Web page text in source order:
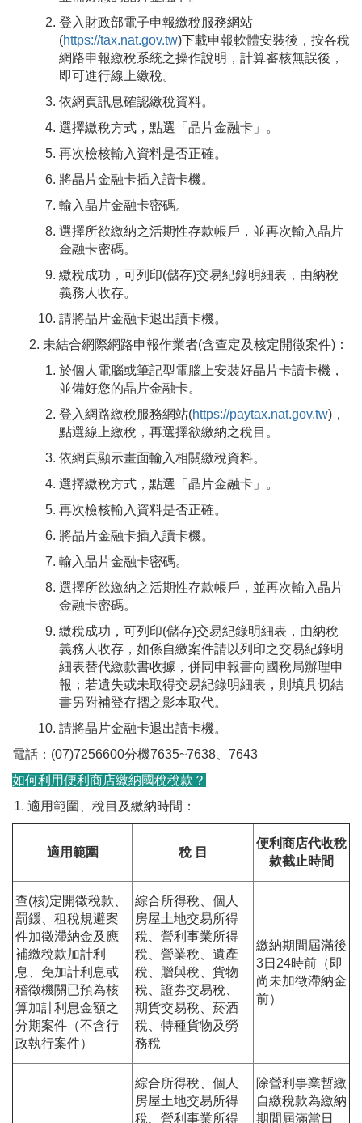
登入財政部電子申報繳稅服務網站
(https://tax.nat.gov.tw)下載申報軟體安裝後，按各稅
網路申報繳稅系統之操作說明，計算審核無誤後，
即可進行線上繳稅。
依網頁訊息確認繳稅資料。
選擇繳稅方式，點選「晶片金融卡」。
再次檢核輸入資料是否正確。
將晶片金融卡插入讀卡機。
輸入晶片金融卡密碼。
選擇所欲繳納之活期性存款帳戶，並再次輸入晶片
金融卡密碼。
繳稅成功，可列印(儲存)交易紀錄明細表，由納稅
義務人收存。
請將晶片金融卡退出讀卡機。
未結合網際網路申報作業者(含查定及核定開徵案件)：
於個人電腦或筆記型電腦上安裝好晶片卡讀卡機，
並備好您的晶片金融卡。
登入網路繳稅服務網站(https://paytax.nat.gov.tw)，
點選線上繳稅，再選擇欲繳納之稅目。
依網頁顯示畫面輸入相關繳稅資料。
選擇繳稅方式，點選「晶片金融卡」。
再次檢核輸入資料是否正確。
將晶片金融卡插入讀卡機。
輸入晶片金融卡密碼。
選擇所欲繳納之活期性存款帳戶，並再次輸入晶片
金融卡密碼。
繳稅成功，可列印(儲存)交易紀錄明細表，由納稅
義務人收存，如係自繳案件請以列印之交易紀錄明
細表替代繳款書收據，併同申報書向國稅局辦理申
報；若遺失或未取得交易紀錄明細表，則填具切結
書另附補登存摺之影本取代。
請將晶片金融卡退出讀卡機。
電話：(07)7256600分機7635~7638、7643
如何利用便利商店繳納國稅稅款？
適用範圍、稅目及繳納時間：
適用範圍 稅 目
便利商店代收稅
款截止時間
查(核)定開徵稅款、
罰鍰、租稅規避案
件加徵滯納金及應
補繳稅款加計利
息、免加計利息或
稽徵機關已預為核
算加計利息金額之
分期案件（不含行
政執行案件）
綜合所得稅、個人
房屋土地交易所得
稅、營利事業所得
稅、營業稅、遺產
稅、贈與稅、貨物
稅、證券交易稅、
期貨交易稅、菸酒
稅、特種貨物及勞
務稅
繳納期間屆滿後
3日24時前（即
尚未加徵滯納金
前）
綜合所得稅、個人
房屋土地交易所得
稅、營利事業所得
除營利事業暫繳
自繳稅款為繳納
期間屆滿當日